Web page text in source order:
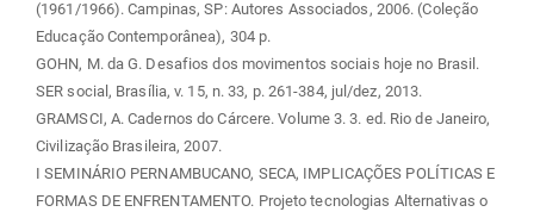
(1961/1966). Campinas, SP: Autores Associados, 2006. (Coleção
Educação Contemporânea), 304 p.
GOHN, M. da G. Desafios dos movimentos sociais hoje no Brasil.
SER social, Brasília, v. 15, n. 33, p. 261-384, jul/dez, 2013.
GRAMSCI, A. Cadernos do Cárcere. Volume 3. 3. ed. Rio de Janeiro,
Civilização Brasileira, 2007.
I SEMINÁRIO PERNAMBUCANO, SECA, IMPLICAÇÕES POLÍTICAS E
FORMAS DE ENFRENTAMENTO. Projeto tecnologias Alternativas o